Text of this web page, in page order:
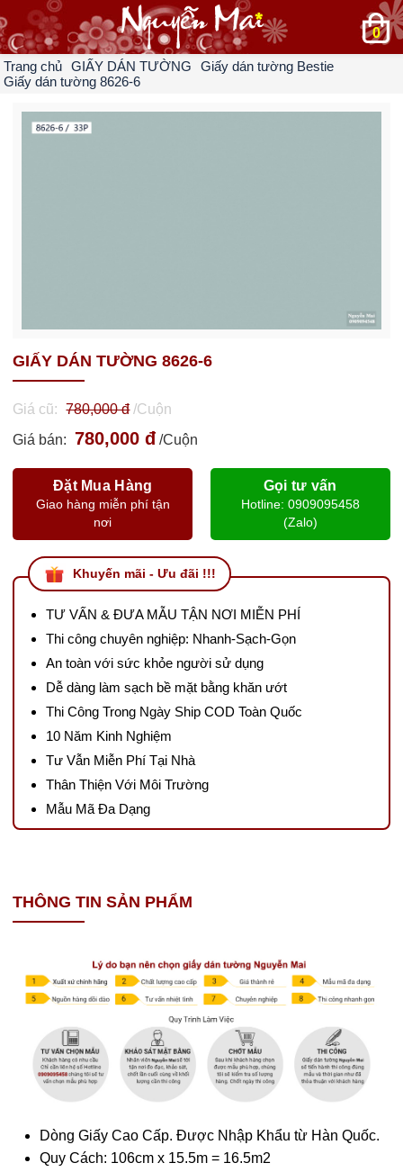
0
Trang chủ GIẤY DÁN TƯỜNG
Giấy dán tường Bestie
Giấy dán tường 8626-6
GIẤY DÁN TƯỜNG 8626-6
Giá cũ: 780,000 đ/Cuộn
Giá bán:
780,000 đ /Cuộn
Đặt Mua Hàng
Giao hàng miễn phí tận
nơi
Gọi tư vấn
Hotline: 0909095458
(Zalo)
Khuyến mãi - Ưu đãi !!!
TƯ VẤN & ĐƯA MẪU TẬN NƠI MIỄN PHÍ
Thi công chuyên nghiệp: Nhanh-Sạch-Gọn
An toàn với sức khỏe người sử dụng
Dễ dàng làm sạch bề mặt bằng khăn ướt
Thi Công Trong Ngày Ship COD Toàn Quốc
10 Năm Kinh Nghiệm
Tư Vẫn Miễn Phí Tại Nhà
Thân Thiện Với Môi Trường
Mẫu Mã Đa Dạng
THÔNG TIN SẢN PHẨM
Dòng Giấy Cao Cấp. Được Nhập Khẩu từ Hàn Quốc.
Quy Cách: 106cm x 15.5m = 16.5m2